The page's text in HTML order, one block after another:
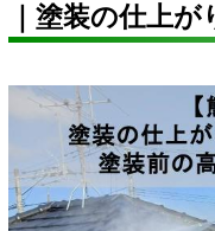
｜塗装の仕上